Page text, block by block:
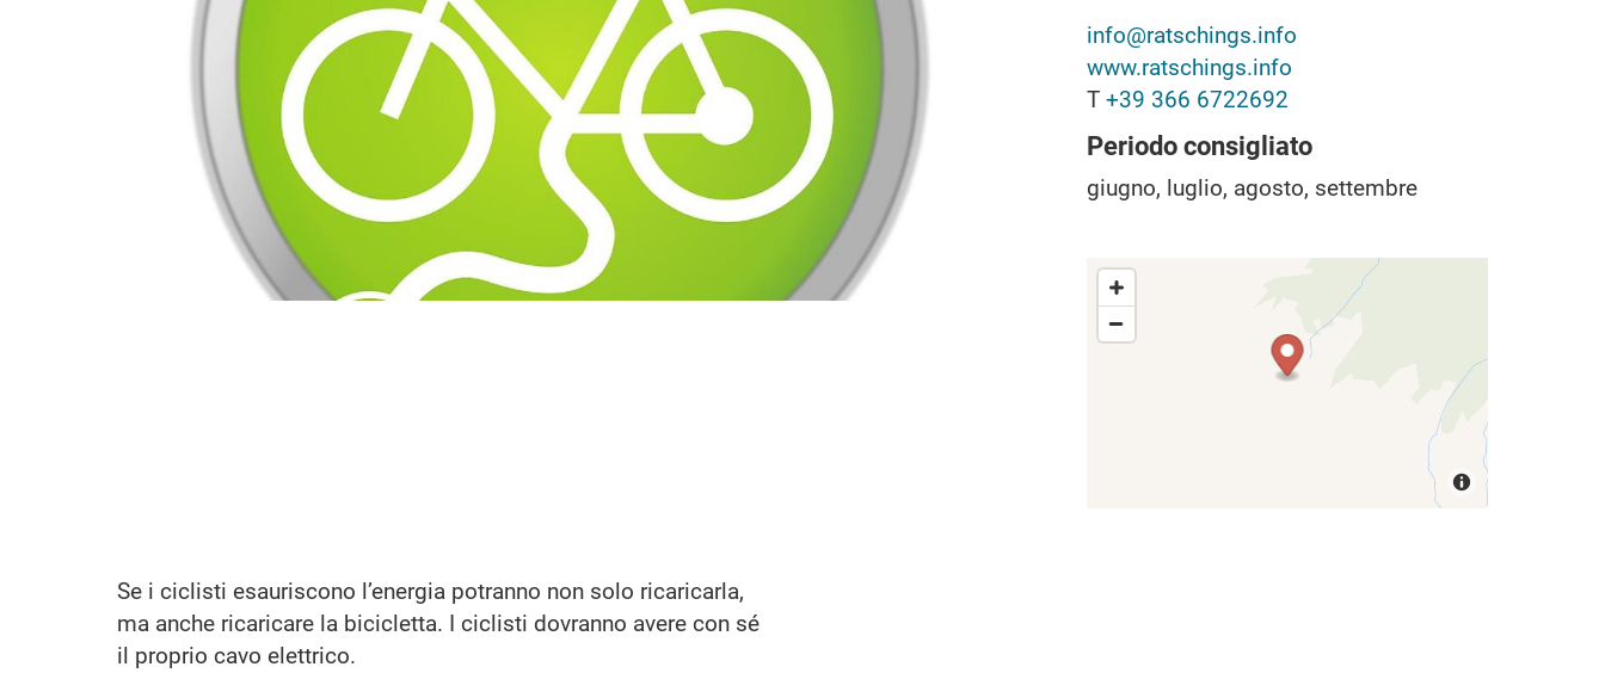
info@ratschings.info
www.ratschings.info
T +39 366 6722692
Periodo consigliato
giugno, luglio, agosto, settembre
Se i ciclisti esauriscono l’energia potranno non solo ricaricarla,
ma anche ricaricare la bicicletta. I ciclisti dovranno avere con sé
il proprio cavo elettrico.